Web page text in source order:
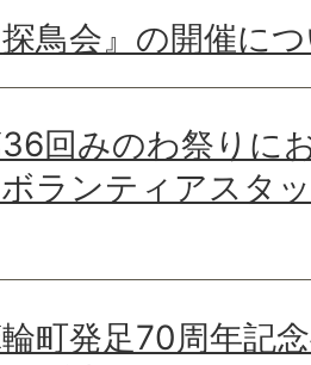
鳥会』の開催に
回みのわ祭りに
ランティアスタ
町発足70周年記